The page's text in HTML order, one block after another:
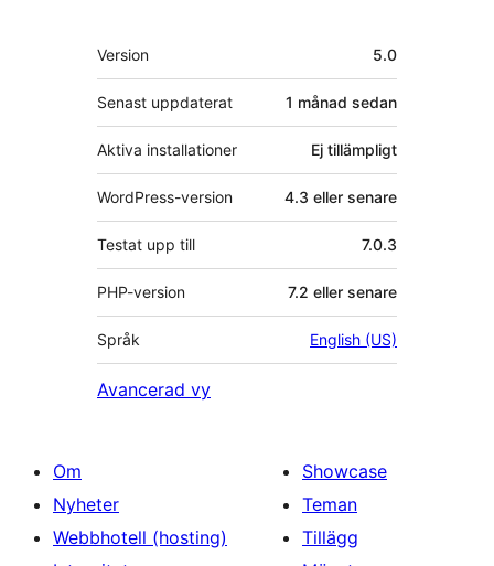
Meta
Version 5.0
Senast uppdaterat 1 månad sedan
Aktiva installationer Ej tillämpligt
WordPress-version 4.3 eller senare
Testat upp till 7.0.3
PHP-version 7.2 eller senare
Språk English (US)
Avancerad vy
Om
Nyheter
Webbhotell (hosting)
Showcase
Teman
Tillägg